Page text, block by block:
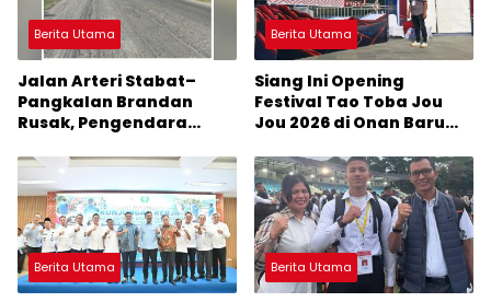
Berita Utama
Jalan Arteri Stabat–
Pangkalan Brandan
Rusak, Pengendara
Berita Utama
Siang Ini Opening
Festival Tao Toba Jou
Jou 2026 di Onan Baru
Dihibur Marsada Band
Berita Utama Berita Utama